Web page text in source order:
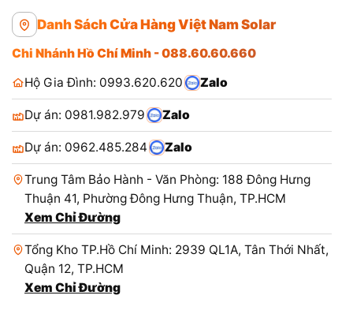
Danh Sách Cửa Hàng Việt Nam Solar
Chi Nhánh Hồ Chí Minh - 088.60.60.660
Hộ Gia Đình: 0993.620.620
Zalo
Dự án: 0981.982.979 Zalo
Dự án: 0962.485.284 Zalo
Trung Tâm Bảo Hành - Văn Phòng: 188 Đông Hưng
Thuận 41, Phường Đông Hưng Thuận, TP.HCM
Xem Chỉ Đường
Tổng Kho TP.Hồ Chí Minh: 2939 QL1A, Tân Thới Nhất,
Quận 12, TP.HCM
Xem Chỉ Đường